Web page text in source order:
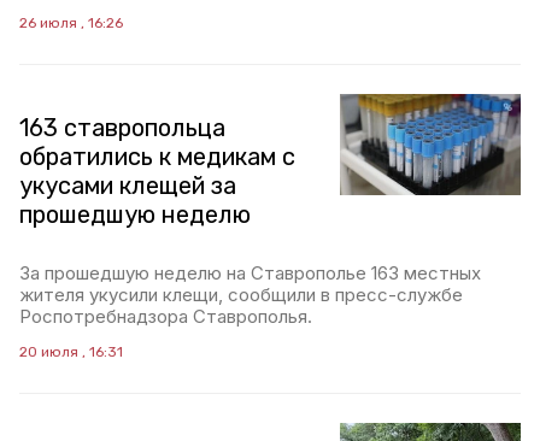
26 июля , 16:26
163 ставропольца
обратились к медикам с
укусами клещей за
прошедшую неделю
За прошедшую неделю на Ставрополье 163 местных
жителя укусили клещи, сообщили в пресс-службе
Роспотребнадзора Ставрополья.
20 июля , 16:31